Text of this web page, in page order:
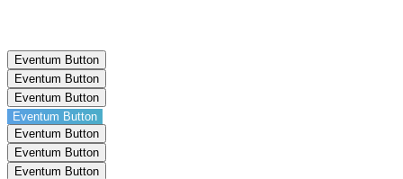
Eventum Button
Eventum Button
Eventum Button
Eventum Button
Eventum Button
Eventum Button
Eventum Button